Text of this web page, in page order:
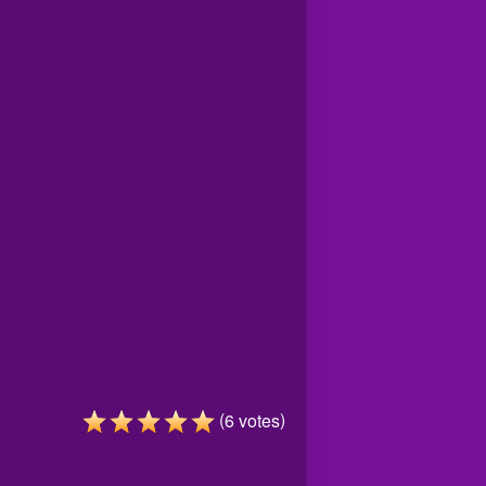
(6votes)